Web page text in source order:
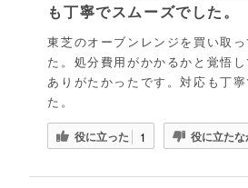
も丁寧でスムーズでした。
東芝のオーブンレンジを買い取
た。処分費用がかかるかと覚悟
ありがたかったです。対応も丁
た。
役に立った 1 役に立たな